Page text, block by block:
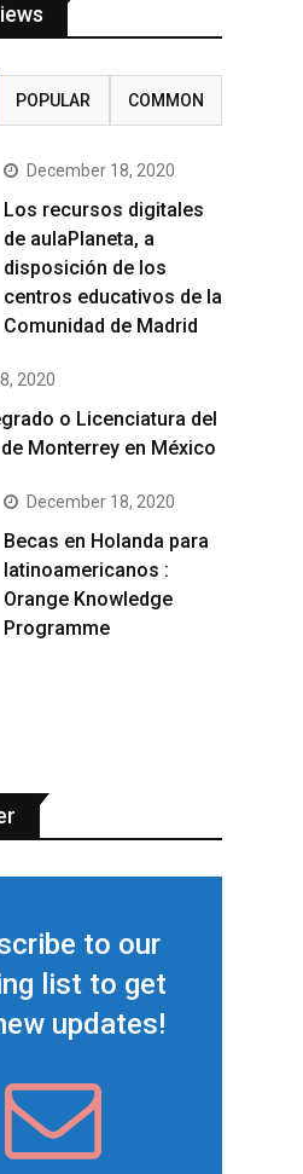
POPULAR COMMON
December 18, 2020
Los recursos digitales
de aulaPlaneta, a
disposición de los
centros educativos de la
Comunidad de Madrid
2020
o Licenciatura del
Monterrey en México
December 18, 2020
Becas en Holanda para
latinoamericanos :
Orange Knowledge
Programme
to our
list to get
updates!